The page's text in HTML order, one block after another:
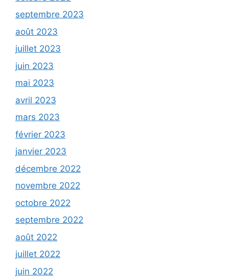
septembre 2023
août 2023
juillet 2023
juin 2023
mai 2023
avril 2023
mars 2023
février 2023
janvier 2023
décembre 2022
novembre 2022
octobre 2022
septembre 2022
août 2022
juillet 2022
juin 2022